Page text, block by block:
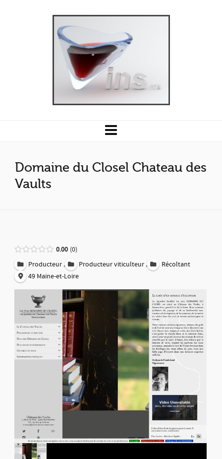
Domaine du Closel Chateau des
Vaults
0.00 0
Producteur , Producteur viticulteur ,
Récoltant
49 Maine-et-Loire